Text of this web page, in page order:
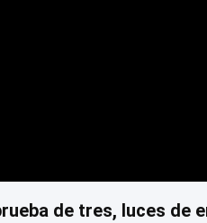
de tres, luces de